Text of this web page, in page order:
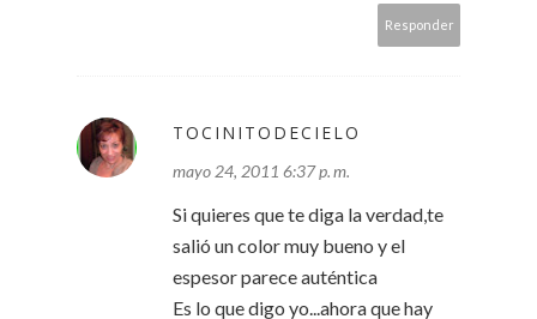
Responder
TOCINITODECIELO
mayo 24, 2011 6:37 p. m.
Si quieres que te diga la verdad,te
salió un color muy bueno y el
espesor parece auténtica
Es lo que digo yo...ahora que hay